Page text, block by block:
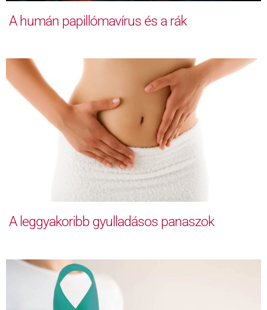
A humán papillómavírus és a rák
A leggyakoribb gyulladásos panaszok